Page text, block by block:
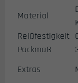
Material
Reißfestigkeit
Packmaß
Extras